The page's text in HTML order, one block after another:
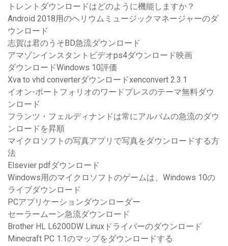
トレントダウンロードはどのように機能しますか？
Android 2018用のヘリウムミュージックマネージャーのダ
ウンロード
志賀は君のうそBD急流ダウンロード
アマゾンインスタントビデオps4ダウンロード映画
ダウンロードWindows 10評価
Xva to vhd converterダウンロードxenconvert 2.3.1
イオン-ポートフォリオのワードプレスのテーマ無料ダウ
ンロード
フランツ・フェルディナンドは常にアルバムの急流のダウ
ンロードを昇順
マイクロソフトの写真アプリで写真をダウンロードする方
法
Elsevier pdfダウンロード
Windows用のマイクロソフトのゲームは、Windows 10の
ライブダウンロード
PCアプリケーションダウンローダー
セーラームーン急流ダウンロード
Brother HL L6200DW Linuxドライバーのダウンロード
Minecraft PC 1.1のマップをダウンロードする